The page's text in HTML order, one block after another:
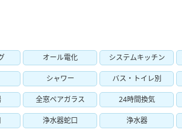
オール電化 システムキッチン
シャワー バス・トイレ別
全窓ペアガラス 24時間換気
浄水器蛇口 浄水器